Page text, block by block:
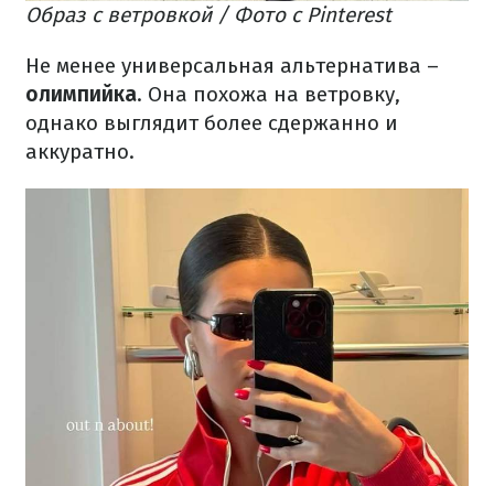
Образ с ветровкой / Фото с Pinterest
Не менее универсальная альтернатива –
олимпийка. Она похожа на ветровку,
однако выглядит более сдержанно и
аккуратно.